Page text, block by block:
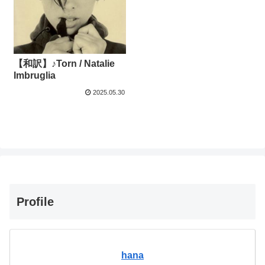
【和訳】♪Torn / Natalie
Imbruglia
2025.05.30
Profile
hana